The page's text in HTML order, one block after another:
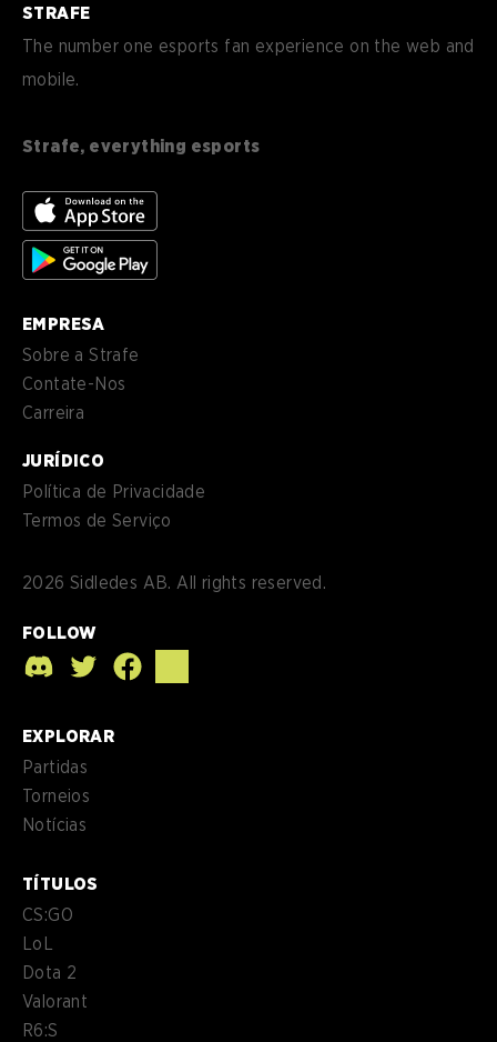
STRAFE
The number one esports fan experience on the web and
mobile.
Strafe, everything esports
de-
DE
es
es-
MX
Español (MX)
EMPRESA
Sobre a Strafe
Contate-Nos
Carreira
JURÍDICO
Política de Privacidade
Termos de Serviço
2026 Sidledes AB. All rights reserved.
FOLLOW
EXPLORAR
Partidas
Torneios
Notícias
TÍTULOS
CS:GO
LoL
Dota 2
Valorant
R6:S